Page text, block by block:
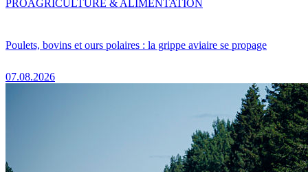
Poulets, bovins et ours polaires : la grippe aviaire se propage
07.08.2026
PROAGRICULTURE & ALIMENTATION